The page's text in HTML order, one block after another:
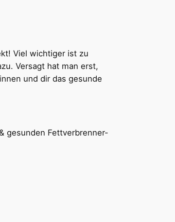
Viel wichtiger ist zu
Versagt hat man erst,
und dir das gesunde
gesunden Fettverbrenner-